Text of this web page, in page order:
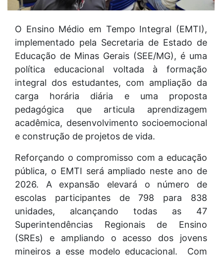
O Ensino Médio em Tempo Integral (EMTI),
implementado pela Secretaria de Estado de
Educação de Minas Gerais (SEE/MG), é uma
política educacional voltada à formação
integral dos estudantes, com ampliação da
carga horária diária e uma proposta
pedagógica que articula aprendizagem
acadêmica, desenvolvimento socioemocional
e construção de projetos de vida.
Reforçando o compromisso com a educação
pública, o EMTI será ampliado neste ano de
2026. A expansão elevará o número de
escolas participantes de 798 para 838
unidades, alcançando todas as 47
Superintendências Regionais de Ensino
(SREs) e ampliando o acesso dos jovens
mineiros a esse modelo educacional. Com